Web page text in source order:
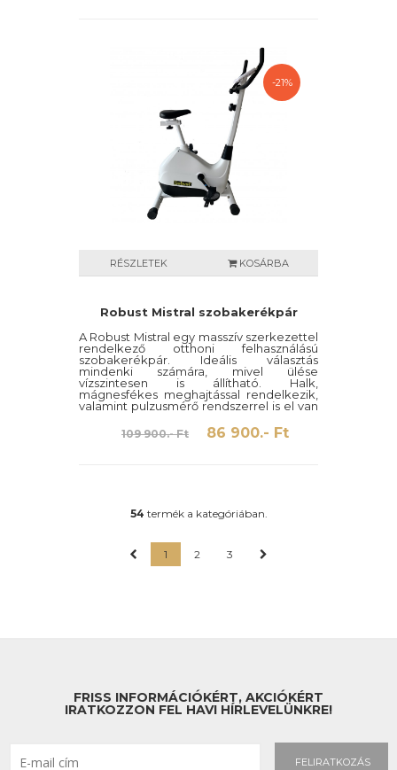
-21%
RÉSZLETEK KOSÁRBA
Robust Mistral szobakerékpár
A Robust Mistral egy masszív szerkezettel
rendelkező otthoni felhasználású
szobakerékpár. Ideális választás
mindenki számára, mivel ülése
vízszintesen is állítható. Halk,
mágnesfékes meghajtással rendelkezik,
valamint pulzusmérő rendszerrel is el van
109 900.- Ft 86 900.- Ft
54 termék a kategóriában.
1 2 3
FRISS INFORMÁCIÓKÉRT, AKCIÓKÉRT
IRATKOZZON FEL HAVI HÍRLEVELÜNKRE!
FELIRATKOZÁS